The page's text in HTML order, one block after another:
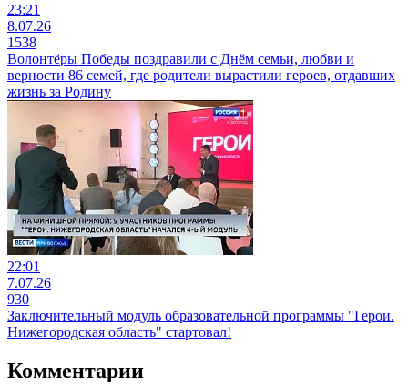
23:21
8.07.26
1538
Волонтёры Победы поздравили с Днём семьи, любви и
верности 86 семей, где родители вырастили героев, отдавших
жизнь за Родину
22:01
7.07.26
930
Заключительный модуль образовательной программы "Герои.
Нижегородская область" стартовал!
Комментарии